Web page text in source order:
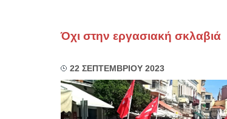
Όχι στην εργασιακή σκλαβιά
22 ΣΕΠΤΕΜΒΡΙΟΥ 2023